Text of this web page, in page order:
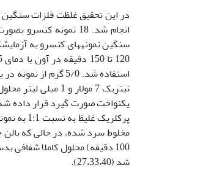
در این تحقیق غلظت فلزات سنگین
انجام شد. 18 نمونه
سنگین نمونه­های کنسرو به
شد (27،33،40).